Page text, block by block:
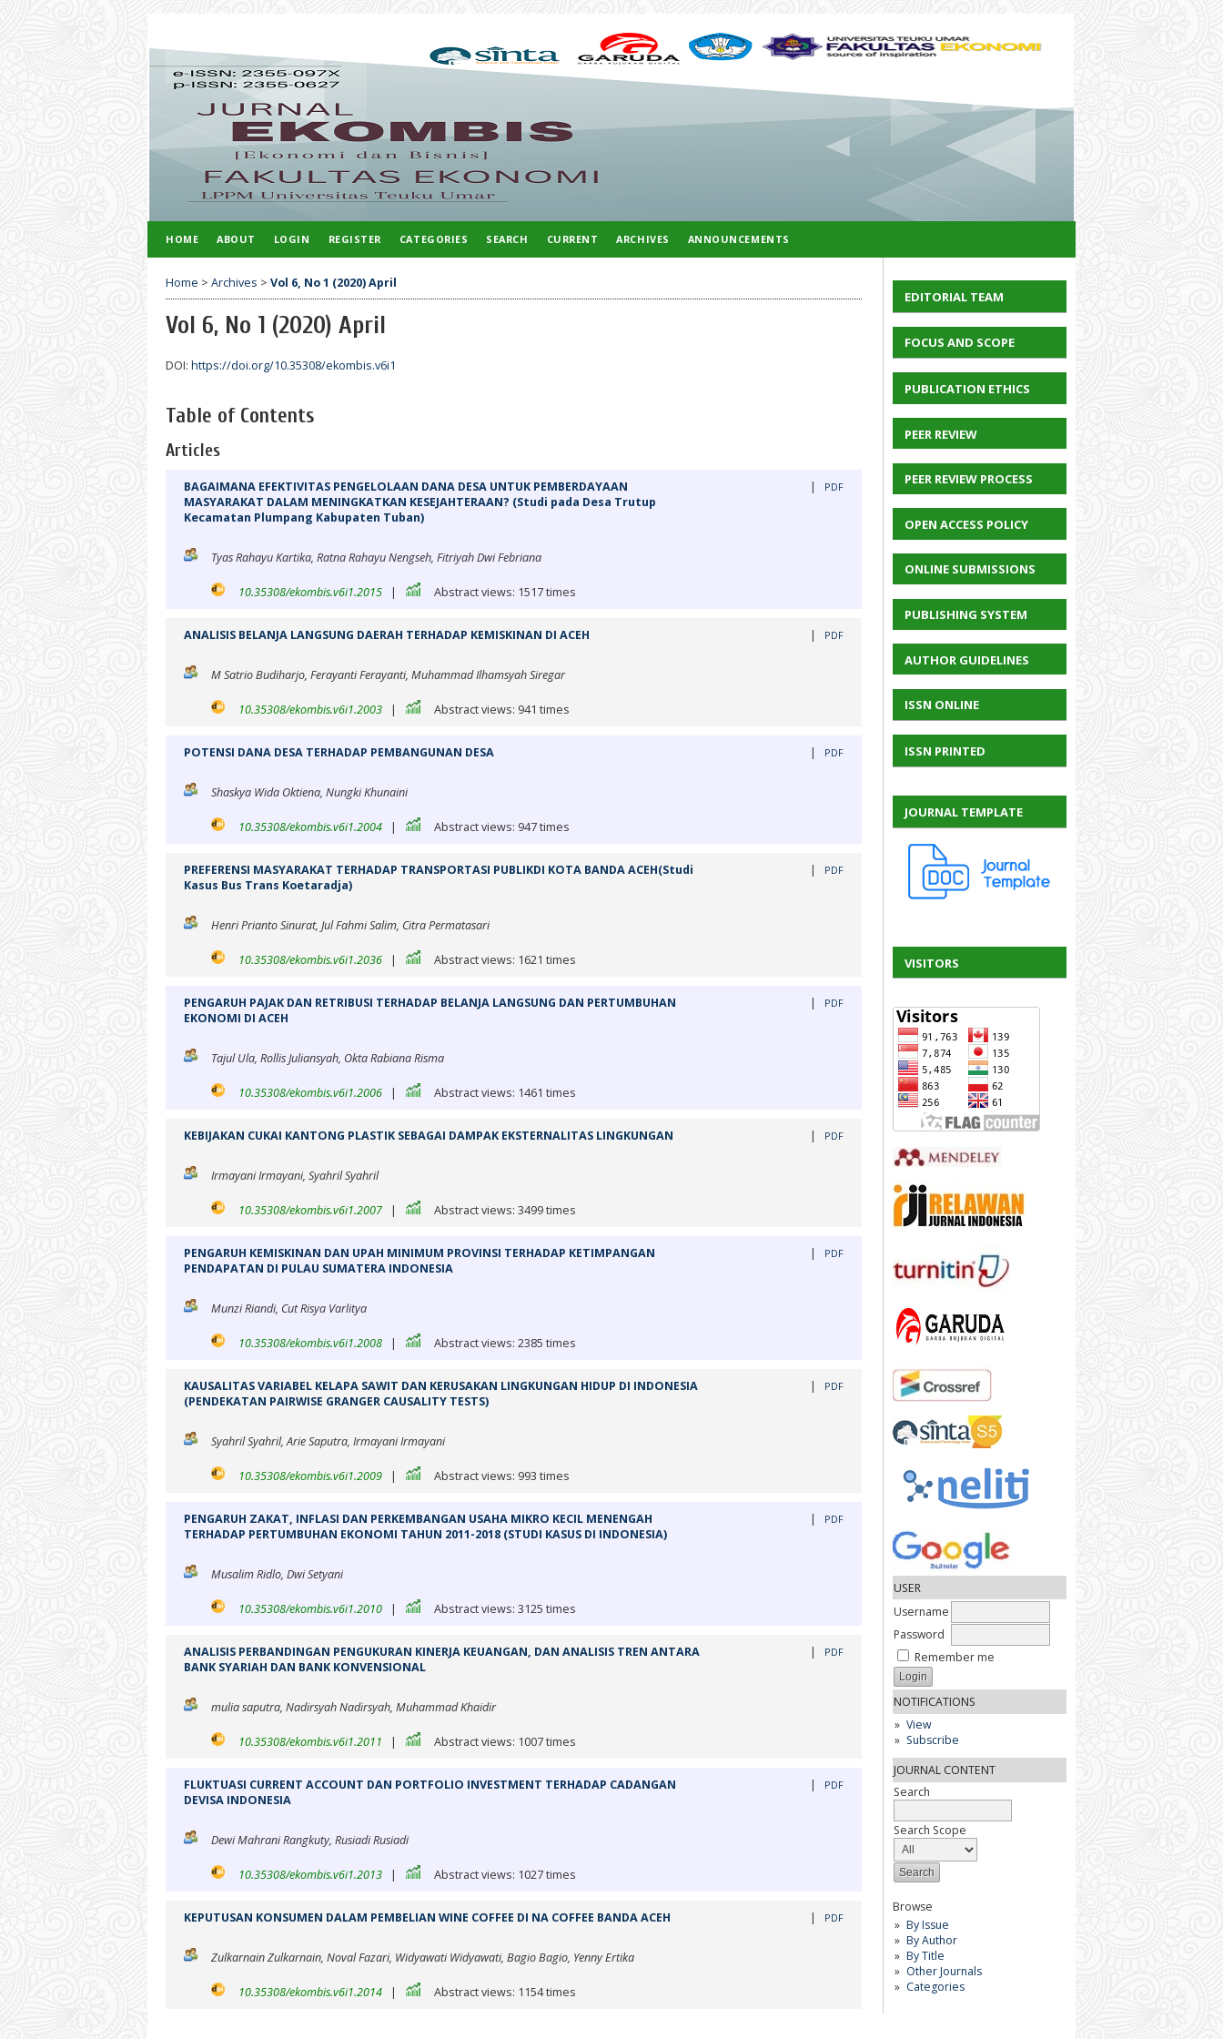
EDITORIAL TEAM
FOCUS AND SCOPE
PUBLICATION ETHICS
PEER REVIEW
PEER REVIEW PROCESS
OPEN ACCESS POLICY
ONLINE SUBMISSIONS
PUBLISHING SYSTEM
AUTHOR GUIDELINES
ISSN ONLINE
ISSN PRINTED
JOURNAL TEMPLATE
VISITORS
USER
Username
Password
Remember me
NOTIFICATIONS
View
Subscribe
JOURNAL CONTENT
Search
Search Scope
Browse
By Issue
By Author
By Title
Other Journals
Categories
HOME ABOUT LOGIN REGISTER CATEGORIES SEARCH CURRENT ARCHIVES ANNOUNCEMENTS
Home > Archives > Vol 6, No 1 (2020) April
Vol 6, No 1 (2020) April
DOI: https://doi.org/10.35308/ekombis.v6i1
Table of Contents
Articles
BAGAIMANA EFEKTIVITAS PENGELOLAAN DANA DESA UNTUK PEMBERDAYAAN
MASYARAKAT DALAM MENINGKATKAN KESEJAHTERAAN? (Studi pada Desa Trutup
Kecamatan Plumpang Kabupaten Tuban)
| PDF
Tyas Rahayu Kartika, Ratna Rahayu Nengseh, Fitriyah Dwi Febriana
10.35308/ekombis.v6i1.2015 | Abstract views: 1517 times
ANALISIS BELANJA LANGSUNG DAERAH TERHADAP KEMISKINAN DI ACEH | PDF
M Satrio Budiharjo, Ferayanti Ferayanti, Muhammad Ilhamsyah Siregar
10.35308/ekombis.v6i1.2003 | Abstract views: 941 times
POTENSI DANA DESA TERHADAP PEMBANGUNAN DESA | PDF
Shaskya Wida Oktiena, Nungki Khunaini
10.35308/ekombis.v6i1.2004 | Abstract views: 947 times
PREFERENSI MASYARAKAT TERHADAP TRANSPORTASI PUBLIKDI KOTA BANDA ACEH(Studi
Kasus Bus Trans Koetaradja)
| PDF
Henri Prianto Sinurat, Jul Fahmi Salim, Citra Permatasari
10.35308/ekombis.v6i1.2036 | Abstract views: 1621 times
PENGARUH PAJAK DAN RETRIBUSI TERHADAP BELANJA LANGSUNG DAN PERTUMBUHAN
EKONOMI DI ACEH
| PDF
Tajul Ula, Rollis Juliansyah, Okta Rabiana Risma
10.35308/ekombis.v6i1.2006 | Abstract views: 1461 times
KEBIJAKAN CUKAI KANTONG PLASTIK SEBAGAI DAMPAK EKSTERNALITAS LINGKUNGAN | PDF
Irmayani Irmayani, Syahril Syahril
10.35308/ekombis.v6i1.2007 | Abstract views: 3499 times
PENGARUH KEMISKINAN DAN UPAH MINIMUM PROVINSI TERHADAP KETIMPANGAN
PENDAPATAN DI PULAU SUMATERA INDONESIA
| PDF
Munzi Riandi, Cut Risya Varlitya
10.35308/ekombis.v6i1.2008 | Abstract views: 2385 times
KAUSALITAS VARIABEL KELAPA SAWIT DAN KERUSAKAN LINGKUNGAN HIDUP DI INDONESIA
(PENDEKATAN PAIRWISE GRANGER CAUSALITY TESTS)
| PDF
Syahril Syahril, Arie Saputra, Irmayani Irmayani
10.35308/ekombis.v6i1.2009 | Abstract views: 993 times
PENGARUH ZAKAT, INFLASI DAN PERKEMBANGAN USAHA MIKRO KECIL MENENGAH
TERHADAP PERTUMBUHAN EKONOMI TAHUN 2011-2018 (STUDI KASUS DI INDONESIA)
| PDF
Musalim Ridlo, Dwi Setyani
10.35308/ekombis.v6i1.2010 | Abstract views: 3125 times
ANALISIS PERBANDINGAN PENGUKURAN KINERJA KEUANGAN, DAN ANALISIS TREN ANTARA
BANK SYARIAH DAN BANK KONVENSIONAL
| PDF
mulia saputra, Nadirsyah Nadirsyah, Muhammad Khaidir
10.35308/ekombis.v6i1.2011 | Abstract views: 1007 times
FLUKTUASI CURRENT ACCOUNT DAN PORTFOLIO INVESTMENT TERHADAP CADANGAN
DEVISA INDONESIA
| PDF
Dewi Mahrani Rangkuty, Rusiadi Rusiadi
10.35308/ekombis.v6i1.2013 | Abstract views: 1027 times
KEPUTUSAN KONSUMEN DALAM PEMBELIAN WINE COFFEE DI NA COFFEE BANDA ACEH | PDF
Zulkarnain Zulkarnain, Noval Fazari, Widyawati Widyawati, Bagio Bagio, Yenny Ertika
10.35308/ekombis.v6i1.2014 | Abstract views: 1154 times